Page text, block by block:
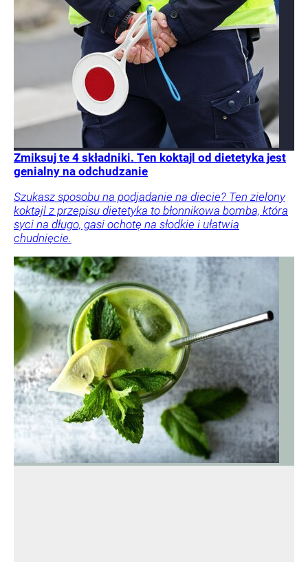
Zmiksuj te 4 składniki. Ten koktajl od dietetyka jest
genialny na odchudzanie
Szukasz sposobu na podjadanie na diecie? Ten zielony
koktajl z przepisu dietetyka to błonnikowa bomba, która
syci na długo, gasi ochotę na słodkie i ułatwia
chudnięcie.